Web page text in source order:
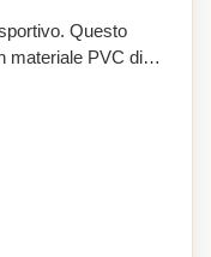
Questo
materiale PVC di
ha una costruzione
gioco. La palla
e una camera d'aria
d'aria e